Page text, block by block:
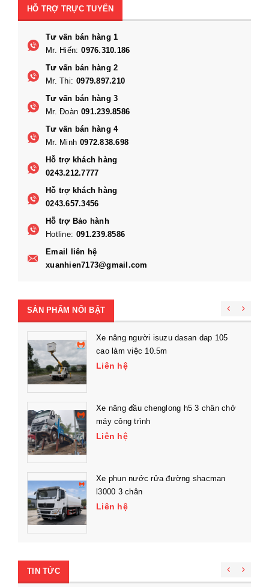
HỖ TRỢ TRỰC TUYẾN
Tư vấn bán hàng 1
Mr. Hiến: 0976.310.186
Tư vấn bán hàng 2
Mr. Thi: 0979.897.210
Tư vấn bán hàng 3
Mr. Đoàn 091.239.8586
Tư vấn bán hàng 4
Mr. Minh 0972.838.698
Hỗ trợ khách hàng
0243.212.7777
Hỗ trợ khách hàng
0243.657.3456
Hỗ trợ Bảo hành
Hotline: 091.239.8586
Email liên hệ
xuanhien7173@gmail.com
SẢN PHẨM NỔI BẬT
Xe nâng người isuzu dasan dap 105
cao làm việc 10.5m
Liên hệ
Xe nâng đầu chenglong h5 3 chân chở
máy công trình
Liên hệ
Xe phun nước rửa đường shacman
l3000 3 chân
Liên hệ
TIN TỨC